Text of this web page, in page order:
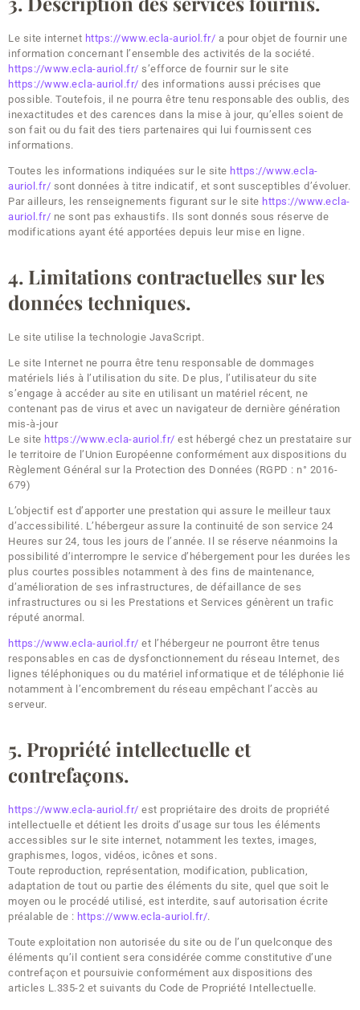
Le site internet https://www.ecla-auriol.fr/ a pour objet de fournir une
information concernant l’ensemble des activités de la société.
https://www.ecla-auriol.fr/ s’efforce de fournir sur le site
https://www.ecla-auriol.fr/ des informations aussi précises que
possible. Toutefois, il ne pourra être tenu responsable des oublis, des
inexactitudes et des carences dans la mise à jour, qu’elles soient de
son fait ou du fait des tiers partenaires qui lui fournissent ces
informations.
Toutes les informations indiquées sur le site https://www.ecla-
auriol.fr/ sont données à titre indicatif, et sont susceptibles d’évoluer.
Par ailleurs, les renseignements figurant sur le site https://www.ecla-
auriol.fr/ ne sont pas exhaustifs. Ils sont donnés sous réserve de
modifications ayant été apportées depuis leur mise en ligne.
4. Limitations contractuelles sur les
données techniques.
Le site utilise la technologie JavaScript.
Le site Internet ne pourra être tenu responsable de dommages
matériels liés à l’utilisation du site. De plus, l’utilisateur du site
s’engage à accéder au site en utilisant un matériel récent, ne
contenant pas de virus et avec un navigateur de dernière génération
mis-à-jour
Le site https://www.ecla-auriol.fr/ est hébergé chez un prestataire sur
le territoire de l’Union Européenne conformément aux dispositions du
Règlement Général sur la Protection des Données (RGPD : n° 2016-
679)
L’objectif est d’apporter une prestation qui assure le meilleur taux
d’accessibilité. L’hébergeur assure la continuité de son service 24
Heures sur 24, tous les jours de l’année. Il se réserve néanmoins la
possibilité d’interrompre le service d’hébergement pour les durées les
plus courtes possibles notamment à des fins de maintenance,
d’amélioration de ses infrastructures, de défaillance de ses
infrastructures ou si les Prestations et Services génèrent un trafic
réputé anormal.
https://www.ecla-auriol.fr/ et l’hébergeur ne pourront être tenus
responsables en cas de dysfonctionnement du réseau Internet, des
lignes téléphoniques ou du matériel informatique et de téléphonie lié
notamment à l’encombrement du réseau empêchant l’accès au
serveur.
5. Propriété intellectuelle et
contrefaçons.
https://www.ecla-auriol.fr/ est propriétaire des droits de propriété
intellectuelle et détient les droits d’usage sur tous les éléments
accessibles sur le site internet, notamment les textes, images,
graphismes, logos, vidéos, icônes et sons.
Toute reproduction, représentation, modification, publication,
adaptation de tout ou partie des éléments du site, quel que soit le
moyen ou le procédé utilisé, est interdite, sauf autorisation écrite
préalable de : https://www.ecla-auriol.fr/.
Toute exploitation non autorisée du site ou de l’un quelconque des
éléments qu’il contient sera considérée comme constitutive d’une
contrefaçon et poursuivie conformément aux dispositions des
articles L.335-2 et suivants du Code de Propriété Intellectuelle.